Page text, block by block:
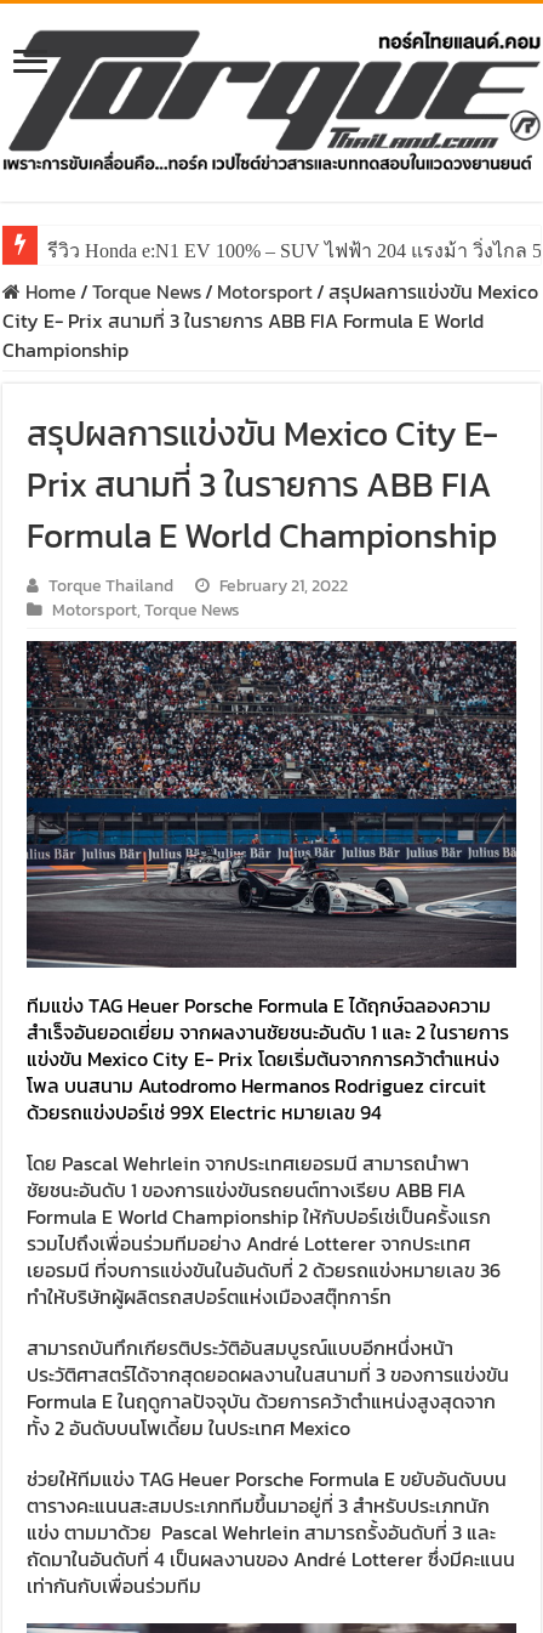
รีวิว Honda e:N1 EV 100% – SUV ไฟฟ้า 204 แรงม้า วิ่งไกล
รีวิว ลองขับ All New GWM HAVAL H6 ปรับโฉมหน้าใหม่
Home/Torque News/ Motorsport/สรุปผลการแข่งขัน Mexico
City E- Prix สนามที่ 3 ในรายการ ABB FIA Formula E World
Championship
สรุปผลการแข่งขัน Mexico City E-
Prix สนามที่ 3 ในรายการ ABB FIA
Formula E World Championship
Torque Thailand
February 21, 2022
Motorsport,Torque News
ทีมแข่ง TAG Heuer Porsche Formula E ได้ฤกษ์ฉลองความ
สำเร็จอันยอดเยี่ยม จากผลงานชัยชนะอันดับ 1 และ 2 ในรายการ
แข่งขัน Mexico City E- Prix โดยเริ่มต้นจากการคว้าตำแหน่ง
โพล บนสนาม Autodromo Hermanos Rodriguez circuit
ด้วยรถแข่งปอร์เช่ 99X Electric หมายเลข 94
โดย Pascal Wehrlein จากประเทศเยอรมนี สามารถนำพา
ชัยชนะอันดับ 1 ของการแข่งขันรถยนต์ทางเรียบ ABB FIA
Formula E World Championship ให้กับปอร์เช่เป็นครั้งแรก
รวมไปถึงเพื่อนร่วมทีมอย่าง André Lotterer จากประเทศ
เยอรมนี ที่จบการแข่งขันในอันดับที่ 2 ด้วยรถแข่งหมายเลข 36
ทำให้บริษัทผู้ผลิตรถสปอร์ตแห่งเมืองสตุ๊ทการ์ท
สามารถบันทึกเกียรติประวัติอันสมบูรณ์แบบอีกหนึ่งหน้า
ประวัติศาสตร์ได้จากสุดยอดผลงานในสนามที่ 3 ของการแข่งขัน
Formula E ในฤดูกาลปัจจุบัน ด้วยการคว้าตำแหน่งสูงสุดจาก
ทั้ง 2 อันดับบนโพเดี้ยม ในประเทศ Mexico
ช่วยให้ทีมแข่ง TAG Heuer Porsche Formula E ขยับอันดับบน
ตารางคะแนนสะสมประเภททีมขึ้นมาอยู่ที่ 3 สำหรับประเภทนัก
แข่ง ตามมาด้วย Pascal Wehrlein สามารถรั้งอันดับที่ 3 และ
ถัดมาในอันดับที่ 4 เป็นผลงานของ André Lotterer ซึ่งมีคะแนน
เท่ากันกับเพื่อนร่วมทีม